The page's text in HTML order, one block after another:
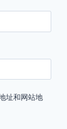
址和网站地